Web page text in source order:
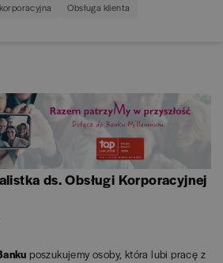
Obsługa klienta
ds. Obsługi Korporacyjnej
poszukujemy osoby, która lubi pracę z